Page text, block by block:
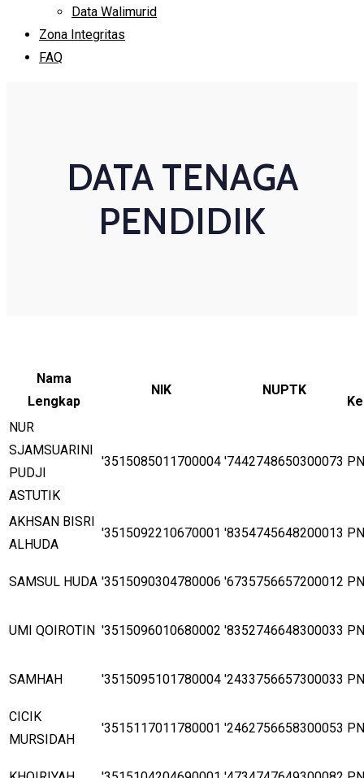
Data Walimurid
Zona Integritas
FAQ
DATA TENAGA
PENDIDIK
Nama
Lengkap
NIK NUPTK
NUR
SJAMSUARINI
PUDJI
ASTUTIK
'3515085011700004 '7442748650300073
AKHSAN BISRI
ALHUDA
'3515092210670001 '8354745648200013
SAMSUL HUDA '3515090304780006 '6735756657200012
UMI QOIROTIN '3515096010680002 '8352746648300033
SAMHAH '3515095101780004 '2433756657300033
CICIK
MURSIDAH
'3515117011780001 '2462756658300053